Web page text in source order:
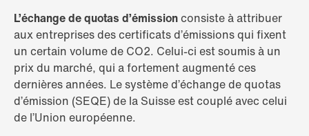
L’échange de quotas d’émissionconsiste à attribuer
aux entreprises des certificats d’émissions qui fixent
un certain volume de CO2. Celui-ci est soumis à un
prix du marché, qui a fortement augmenté ces
dernières années. Le système d’échange de quotas
d’émission (SEQE) de la Suisse est couplé avec celui
de l’Union européenne.